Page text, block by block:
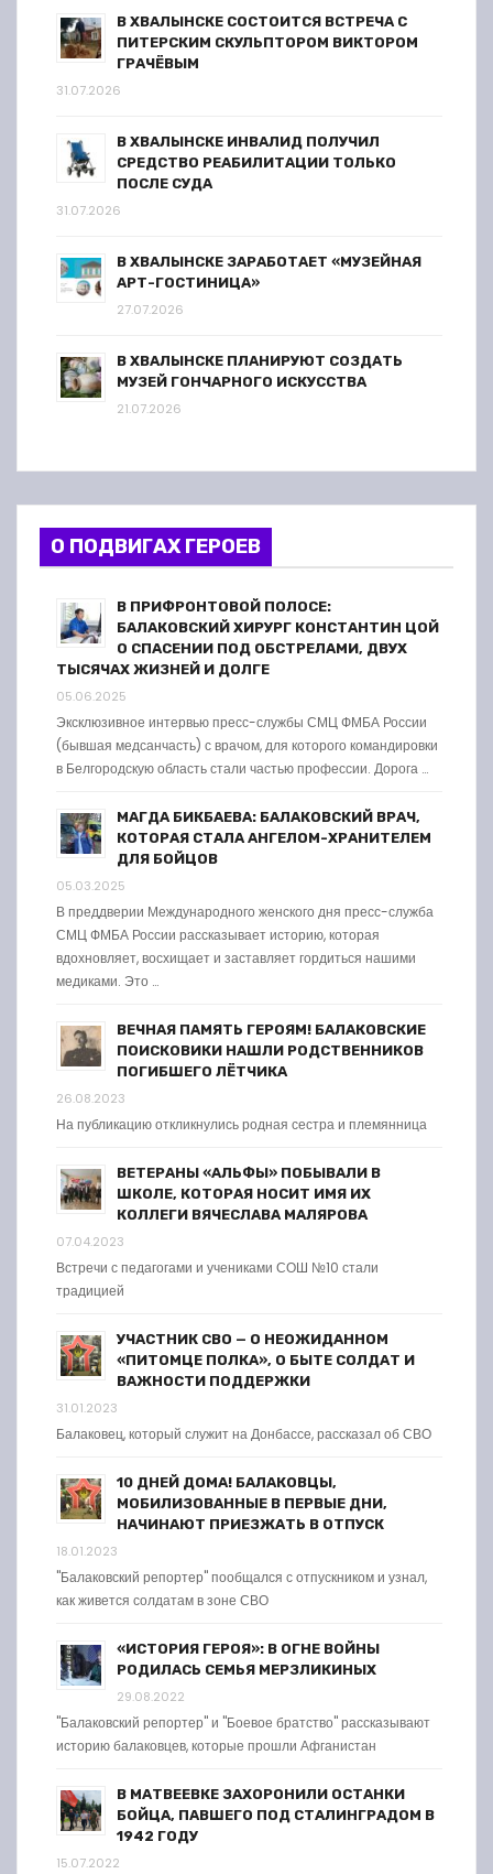
В ХВАЛЫНСКЕ СОСТОИТСЯ ВСТРЕЧА С
ПИТЕРСКИМ СКУЛЬПТОРОМ ВИКТОРОМ
ГРАЧЁВЫМ
31.07.2026
В ХВАЛЫНСКЕ ИНВАЛИД ПОЛУЧИЛ
СРЕДСТВО РЕАБИЛИТАЦИИ ТОЛЬКО
ПОСЛЕ СУДА
31.07.2026
В ХВАЛЫНСКЕ ЗАРАБОТАЕТ «МУЗЕЙНАЯ
АРТ-ГОСТИНИЦА»
27.07.2026
В ХВАЛЫНСКЕ ПЛАНИРУЮТ СОЗДАТЬ
МУЗЕЙ ГОНЧАРНОГО ИСКУССТВА
21.07.2026
О ПОДВИГАХ ГЕРОЕВ
В ПРИФРОНТОВОЙ ПОЛОСЕ:
БАЛАКОВСКИЙ ХИРУРГ КОНСТАНТИН ЦОЙ
О СПАСЕНИИ ПОД ОБСТРЕЛАМИ, ДВУХ
ТЫСЯЧАХ ЖИЗНЕЙ И ДОЛГЕ
05.06.2025
Эксклюзивное интервью пресс-службы СМЦ ФМБА России
(бывшая медсанчасть) с врачом, для которого командировки
в Белгородскую область стали частью профессии. Дорога …
МАГДА БИКБАЕВА: БАЛАКОВСКИЙ ВРАЧ,
КОТОРАЯ СТАЛА АНГЕЛОМ-ХРАНИТЕЛЕМ
ДЛЯ БОЙЦОВ
05.03.2025
В преддверии Международного женского дня пресс-служба
СМЦ ФМБА России рассказывает историю, которая
вдохновляет, восхищает и заставляет гордиться нашими
медиками. Это …
ВЕЧНАЯ ПАМЯТЬ ГЕРОЯМ! БАЛАКОВСКИЕ
ПОИСКОВИКИ НАШЛИ РОДСТВЕННИКОВ
ПОГИБШЕГО ЛЁТЧИКА
26.08.2023
На публикацию откликнулись родная сестра и племянница
ВЕТЕРАНЫ «АЛЬФЫ» ПОБЫВАЛИ В
ШКОЛЕ, КОТОРАЯ НОСИТ ИМЯ ИХ
КОЛЛЕГИ ВЯЧЕСЛАВА МАЛЯРОВА
07.04.2023
Встречи с педагогами и учениками СОШ №10 стали
традицией
УЧАСТНИК СВО — О НЕОЖИДАННОМ
«ПИТОМЦЕ ПОЛКА», О БЫТЕ СОЛДАТ И
ВАЖНОСТИ ПОДДЕРЖКИ
31.01.2023
Балаковец, который служит на Донбассе, рассказал об СВО
10 ДНЕЙ ДОМА! БАЛАКОВЦЫ,
МОБИЛИЗОВАННЫЕ В ПЕРВЫЕ ДНИ,
НАЧИНАЮТ ПРИЕЗЖАТЬ В ОТПУСК
18.01.2023
"Балаковский репортер" пообщался с отпускником и узнал,
как живется солдатам в зоне СВО
«ИСТОРИЯ ГЕРОЯ»: В ОГНЕ ВОЙНЫ
РОДИЛАСЬ СЕМЬЯ МЕРЗЛИКИНЫХ
29.08.2022
"Балаковский репортер" и "Боевое братство" рассказывают
историю балаковцев, которые прошли Афганистан
В МАТВЕЕВКЕ ЗАХОРОНИЛИ ОСТАНКИ
БОЙЦА, ПАВШЕГО ПОД СТАЛИНГРАДОМ В
1942 ГОДУ
15.07.2022